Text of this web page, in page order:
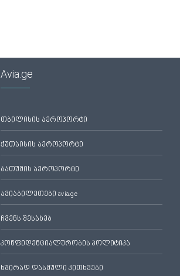
Avia.ge
თბილისის აეროპორტი
ქუთაისის აეროპორტი
ბათუმის აეროპორტი
ავიაბილეთები avia.ge
ჩვენს შესახებ
კონფიდენციალურობის პოლიტიკა
ხშირად დასმული კითხვები